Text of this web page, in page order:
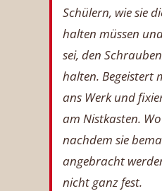
Schülern, wie sie
halten müssen
sei, den
halten. Begeistert
ans Werk und
am Nistkasten.
nachdem sie
angebracht
nicht ganz fest.